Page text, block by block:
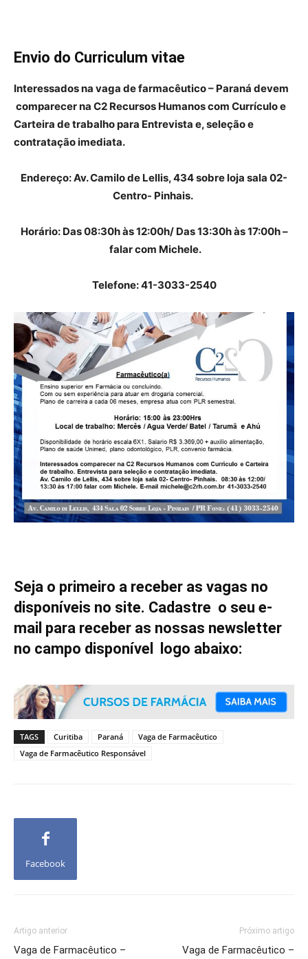
Envio do Curriculum vitae
Interessados na vaga de farmacêutico – Paraná devem
comparecer na C2 Recursos Humanos com Currículo e
Carteira de trabalho para Entrevista e, seleção e
contratação imediata.
Endereço: Av. Camilo de Lellis, 434 sobre loja sala 02-
Centro- Pinhais.
Horário: Das 08:30h às 12:00h/ Das 13:30h às 17:00h –
falar com Michele.
Telefone: 41-3033-2540
Seja o primeiro a receber as vagas no
disponíveis no site. Cadastre o seu e-
mail para receber as nossas newsletter
no campo disponível logo abaixo:
TAGS Curitiba Paraná
Vaga de Farmacêutico
Vaga de Farmacêutico Responsável
Facebook
Artigo anterior
Vaga de Farmacêutico –
Próximo artigo
Vaga de Farmacêutico –